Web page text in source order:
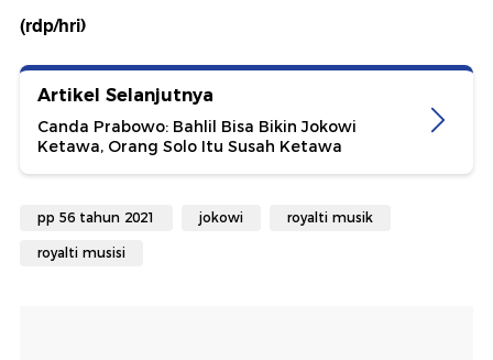
(rdp/hri)
Artikel Selanjutnya
Canda Prabowo: Bahlil Bisa Bikin Jokowi
Ketawa, Orang Solo Itu Susah Ketawa
pp 56 tahun 2021 jokowi royalti musik
royalti musisi